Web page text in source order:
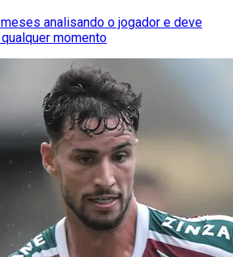
analisando o jogador e deve
momento